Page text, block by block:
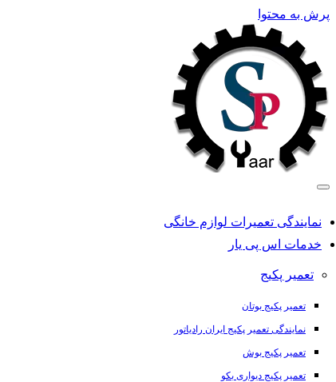
پرش به محتوا
نمایندگی تعمیرات لوازم خانگی
خدمات اس پی یار
تعمیر پکیج
تعمیر پکیج بوتان
نمایندگی تعمیر پکیج ایران رادیاتور
تعمیر پکیج بوش
تعمیر پکیج دیواری بکو